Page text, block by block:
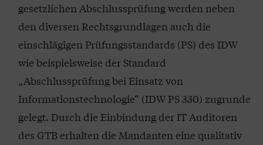
gesetzlichen Abschlussprüfung werden neben
den diversen Rechtsgrundlagen auch die
einschlägigen Prüfungsstandards (PS) des IDW
wie beispielsweise der Standard
„Abschlussprüfung bei Einsatz von
Informationstechnologie“ (IDW PS 330) zugrunde
gelegt. Durch die Einbindung der IT Auditoren
des GTB erhalten die Mandanten eine qualitativ